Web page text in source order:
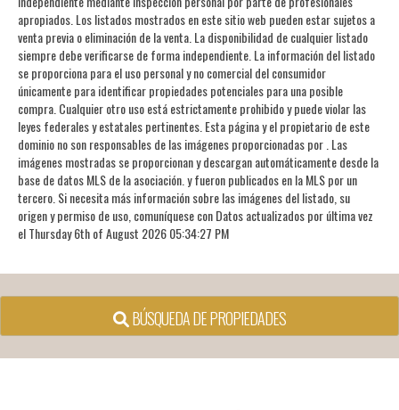
apropiados. Los listados mostrados en este sitio web pueden estar sujetos a
venta previa o eliminación de la venta. La disponibilidad de cualquier listado
siempre debe verificarse de forma independiente. La información del listado
se proporciona para el uso personal y no comercial del consumidor
únicamente para identificar propiedades potenciales para una posible
compra. Cualquier otro uso está estrictamente prohibido y puede violar las
leyes federales y estatales pertinentes. Esta página y el propietario de este
dominio no son responsables de las imágenes proporcionadas por . Las
imágenes mostradas se proporcionan y descargan automáticamente desde la
base de datos MLS de la asociación. y fueron publicados en la MLS por un
tercero. Si necesita más información sobre las imágenes del listado, su
origen y permiso de uso, comuníquese con Datos actualizados por última vez
el Thursday 6th of August 2026 05:34:27 PM
BÚSQUEDA DE PROPIEDADES